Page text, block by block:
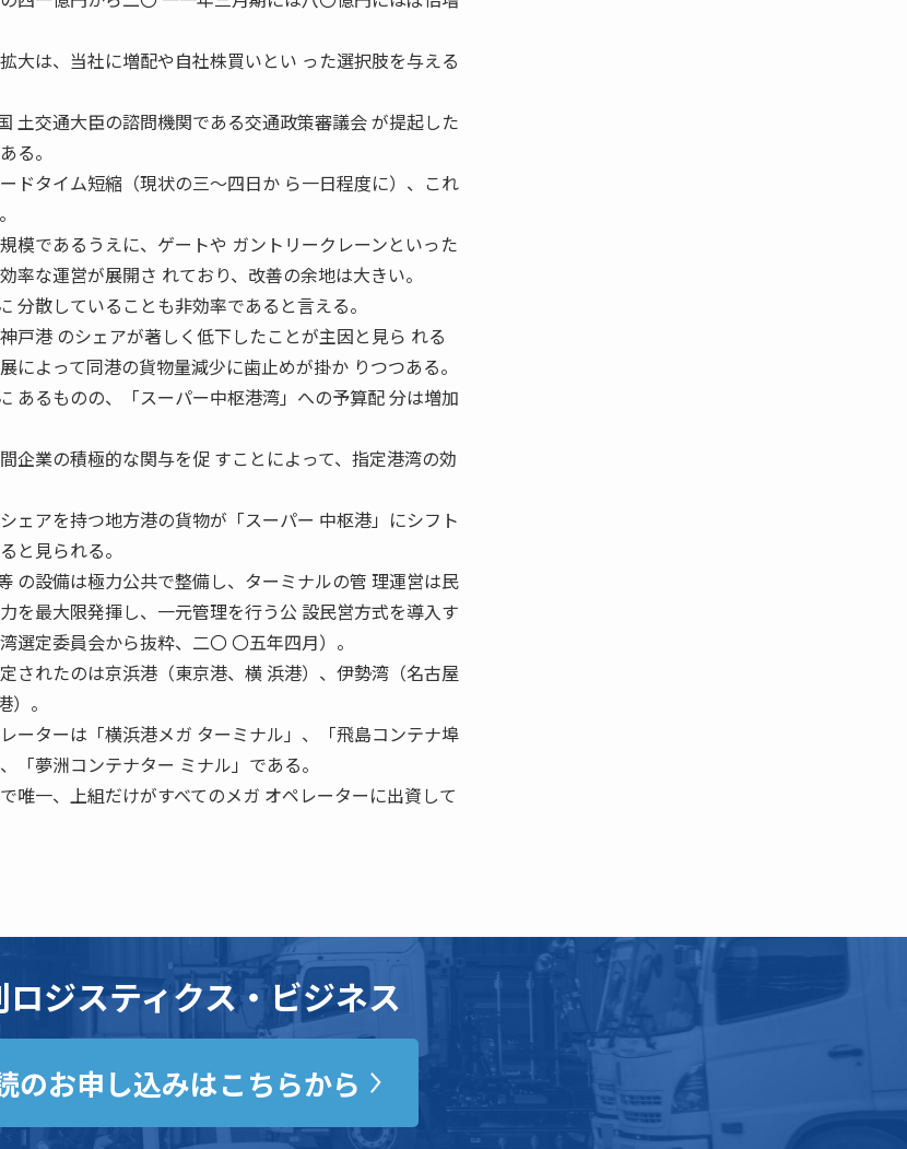
大は、当社に増配や自社株買いとい った選択肢を与える
土交通大臣の諮問機関である交通政策審議会 が提起した
る。
ドタイム短縮（現状の三〜四日か ら一日程度に）、これ
模であるうえに、ゲートや ガントリークレーンといった
な運営が展開さ れており、改善の余地は大きい。
分散していることも非効率であると言える。
戸港 のシェアが著しく低下したことが主因と見ら れる
よって同港の貨物量減少に歯止めが掛か りつつある。
あるものの、「スーパー中枢港湾」への予算配 分は増加
企業の積極的な関与を促 すことによって、指定港湾の効
ェアを持つ地方港の貨物が「スーパー 中枢港」にシフト
と見られる。
の設備は極力公共で整備し、ターミナルの管 理運営は民
を最大限発揮し、一元管理を行う公 設民営方式を導入す
選定委員会から抜粋、二〇 〇五年四月）。
されたのは京浜港（東京港、横 浜港）、伊勢湾（名古屋
。
ーターは「横浜港メガ ターミナル」、「飛島コンテナ埠
「夢洲コンテナター ミナル」である。
唯一、上組だけがすべてのメガ オペレーターに出資して
ロジスティクス・ビジネス
のお申し込みはこちらから